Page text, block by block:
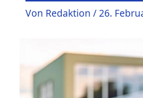
Von Redaktion / 26.